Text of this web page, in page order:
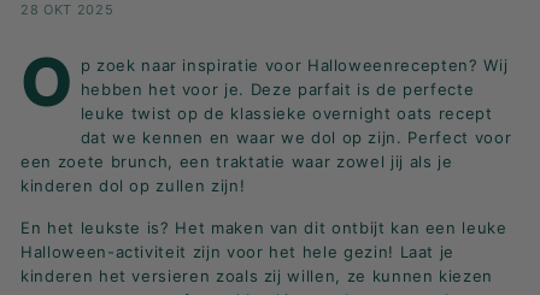
T
E
R
B
R
E
A
K
F
28 OKT 2025
O
p zoek naar inspiratie voor Halloweenrecepten? Wij
hebben het voor je. Deze parfait is de perfecte
leuke twist op de klassieke overnight oats recept
dat we kennen en waar we dol op zijn. Perfect voor
een zoete brunch, een traktatie waar zowel jij als je
kinderen dol op zullen zijn!
En het leukste is? Het maken van dit ontbijt kan een leuke
Halloween-activiteit zijn voor het hele gezin! Laat je
kinderen het versieren zoals zij willen, ze kunnen kiezen